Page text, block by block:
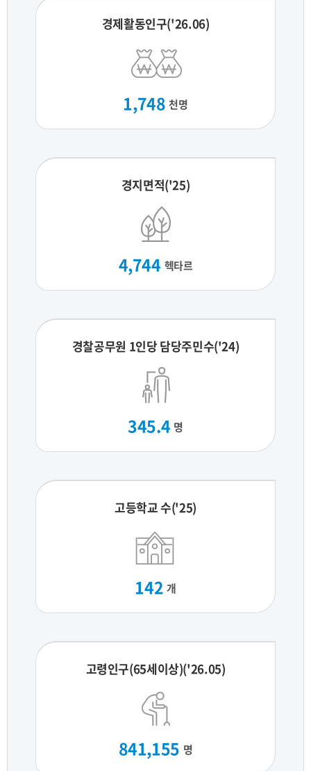
경제활동인구('26.06)
1,748 천명
경지면적('25)
4,744 헥타르
경찰공무원 1인당 담당주민수('24)
345.4 명
고등학교 수('25)
142 개
고령인구(65세이상)('26.05)
841,155 명